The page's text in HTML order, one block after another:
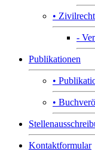
• Zivilrecht
-
Publikationen
•
•
Kontaktformular